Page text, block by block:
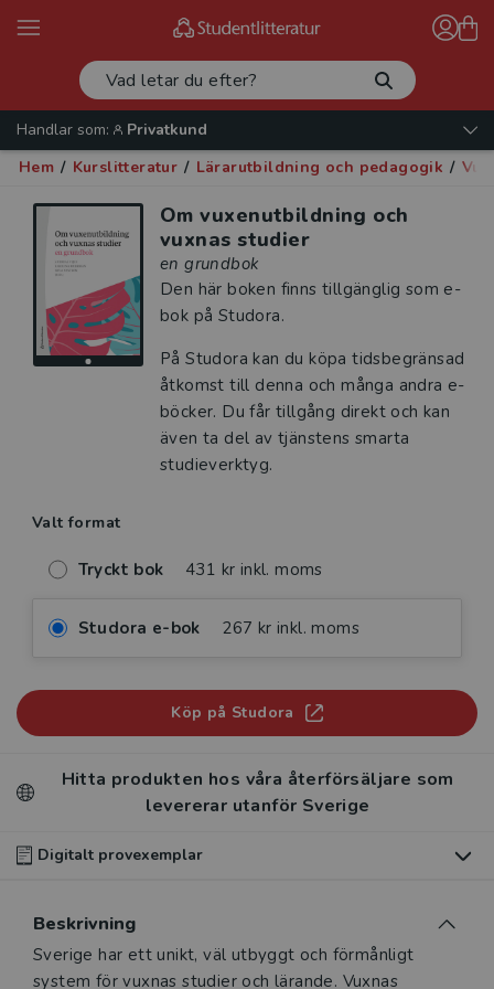
Handlar som:
Privatkund
Hem / Kurslitteratur / Lärarutbildning och pedagogik /
Om vuxenutbildning och
vuxnas studier
en grundbok
Den här boken finns tillgänglig som e-
bok på Studora.
På Studora kan du köpa tidsbegränsad
åtkomst till denna och många andra e-
böcker. Du får tillgång direkt och kan
även ta del av tjänstens smarta
studieverktyg.
Valt format
Tryckt bok 431 kr inkl. moms
Studora e-bok 267 kr inkl. moms
Köp på Studora
Hitta produkten hos våra återförsäljare som
levererar utanför Sverige
Digitalt provexemplar
digitalt provexemplar av den här produkten
Våra digitala provexemplar tillhandahålls via Studora.se
Beskrivning
Beskrivning
Sverige har ett unikt, väl utbyggt och förmånligt
system för vuxnas studier och lärande. Vuxnas